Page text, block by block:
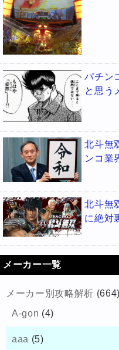
パチン
と思う
北斗無
ンコ業
北斗無
に絶対
メーカー一覧
メーカー別攻略解析 (664)
A-gon (4)
aaa (5)